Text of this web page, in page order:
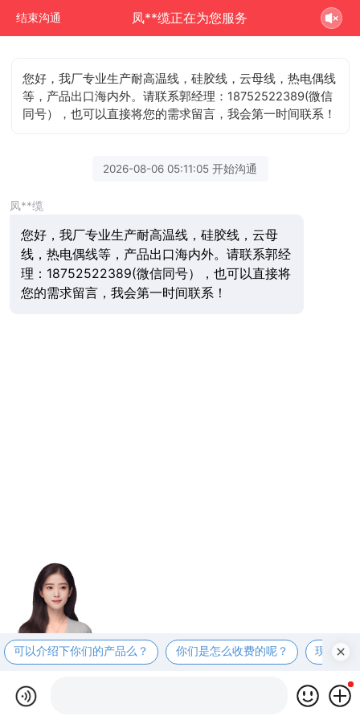
结束沟通 凤**缆正在为您服务
您好，我厂专业生产耐高温线，硅胶线，云母线，热电偶线
等，产品出口海内外。请联系郭经理：18752522389(微信
同号），也可以直接将您的需求留言，我会第一时间联系！
2026-08-06 05:11:05 开始沟通
凤**缆
您好，我厂专业生产耐高温线，硅胶线，云母
线，热电偶线等，产品出口海内外。请联系郭经
理：18752522389(微信同号），也可以直接将
您的需求留言，我会第一时间联系！
可以介绍下你们的产品么？ 你们是怎么收费的呢？ 现在有